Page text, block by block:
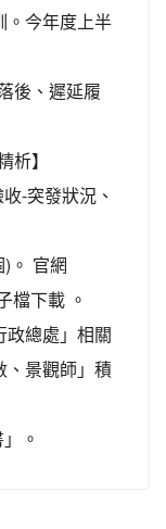
。今年度上半
後、遲延履
】
-突發狀況、
。 官網
檔下載 。
政總處」相關
、景觀師」積
。